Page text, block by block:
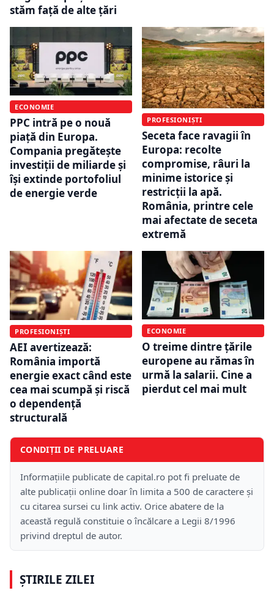
stăm față de alte țări
ECONOMIE
PPC intră pe o nouă
piață din Europa.
Compania pregătește
investiții de miliarde și
își extinde portofoliul
de energie verde
PROFESIONIȘTI
Seceta face ravagii în
Europa: recolte
compromise, râuri la
minime istorice și
restricții la apă.
România, printre cele
mai afectate de seceta
extremă
PROFESIONIȘTI
AEI avertizează:
România importă
energie exact când este
cea mai scumpă și riscă
o dependență
structurală
ECONOMIE
O treime dintre țările
europene au rămas în
urmă la salarii. Cine a
pierdut cel mai mult
CONDIȚII DE PRELUARE
Informațiile publicate de capital.ro pot fi preluate de
alte publicații online doar în limita a 500 de caractere și
cu citarea sursei cu link activ. Orice abatere de la
această regulă constituie o încălcare a Legii 8/1996
privind dreptul de autor.
ȘTIRILE ZILEI